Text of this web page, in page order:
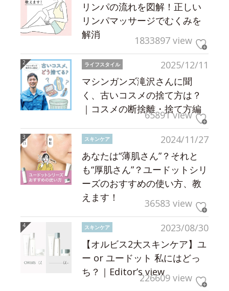
リンパの流れを図解！正しい
リンパマッサージでむくみを
解消
1833897 view
2025/12/11
ライフスタイル
マシンガンズ滝沢さんに聞
く、古いコスメの捨て方は？
｜コスメの断捨離・捨て方編
65891 view
2024/11/27
スキンケア
あなたは“薄肌さん”？それと
も“厚肌さん”？ユードットシリ
ーズのおすすめの使い方、教
えます！
36583 view
2023/08/30
スキンケア
【オルビス2大スキンケア】ユ
ー or ユードット 私にはどっ
ち？｜Editor’s view226609 view